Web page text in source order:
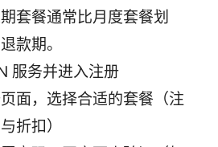
套餐通常比月度套餐划
款期。
服务并进入注册
面，选择合适的套餐（注
折扣）